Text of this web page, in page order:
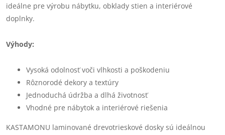
ideálne pre výrobu nábytku, obklady stien a interiérové
doplnky.
Výhody:
Vysoká odolnosť voči vlhkosti a poškodeniu
Rôznorodé dekory a textúry
Jednoduchá údržba a dlhá životnosť
Vhodné pre nábytok a interiérové riešenia
KASTAMONU laminované drevotrieskové dosky sú ideálnou